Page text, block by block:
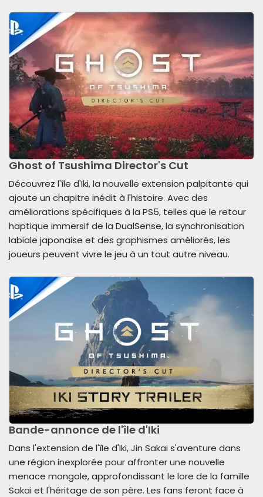
Ghost of Tsushima Director's Cut
Découvrez l'île d'Iki, la nouvelle extension palpitante qui
ajoute un chapitre inédit à l'histoire. Avec des
améliorations spécifiques à la PS5, telles que le retour
haptique immersif de la DualSense, la synchronisation
labiale japonaise et des graphismes améliorés, les
joueurs peuvent vivre le jeu à un tout autre niveau.
Bande-annonce de l'île d'Iki
Dans l'extension de l'île d'Iki, Jin Sakai s'aventure dans
une région inexplorée pour affronter une nouvelle
menace mongole, approfondissant le lore de la famille
Sakai et l'héritage de son père. Les fans feront face à